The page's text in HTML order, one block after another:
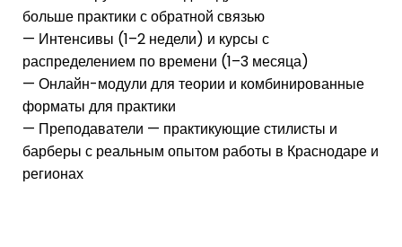
больше практики с обратной связью
— Интенсивы (1–2 недели) и курсы с
распределением по времени (1–3 месяца)
— Онлайн-модули для теории и комбинированные
форматы для практики
— Преподаватели — практикующие стилисты и
барберы с реальным опытом работы в Краснодаре и
регионах